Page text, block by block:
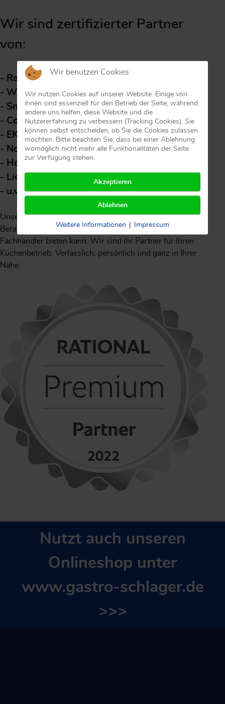
Wir sind zertifizierter Partner
von:
- Rational
- Winterhalter
- Smeg
- Convotherm
- EKU
- Nordcap
- Hefa
- Liebherr
- u.v.m.
Unsere Partner legen besonderen Wert auf persönliche
Beratung und fachgerechten Service, wie ihn nur der
Fachhändler bieten kann. Wir sind Ihr Partner für Ihren
Küchenbetrieb. Verlässlich, persönlich und ganz in Ihrer
Nähe.
Nutzt auch unseren
Onlineshop unter
www.gastro-schlager.de
>>>
Wir benutzen Cookies
Wir nutzen Cookies auf unserer Website. Einige von
ihnen sind essenziell für den Betrieb der Seite, während
andere uns helfen, diese Website und die
Nutzererfahrung zu verbessern (Tracking Cookies). Sie
können selbst entscheiden, ob Sie die Cookies zulassen
möchten. Bitte beachten Sie, dass bei einer Ablehnung
womöglich nicht mehr alle Funktionalitäten der Seite
zur Verfügung stehen.
Akzeptieren
Ablehnen
Weitere Informationen Impressum